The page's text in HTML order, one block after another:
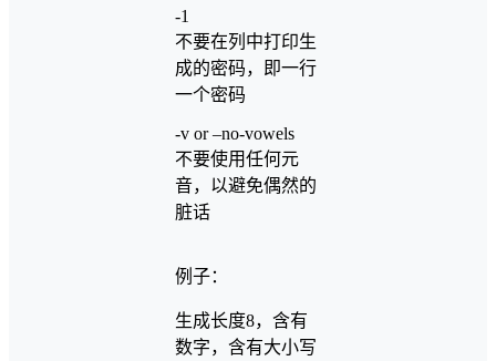
-1
不要在列中打印生
成的密码，即一行
一个密码
-v or –no-vowels
不要使用任何元
音，以避免偶然的
脏话
例子：
生成长度8，含有
数字，含有大小写